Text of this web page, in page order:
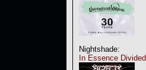
Nightshade:
In Essence Divided